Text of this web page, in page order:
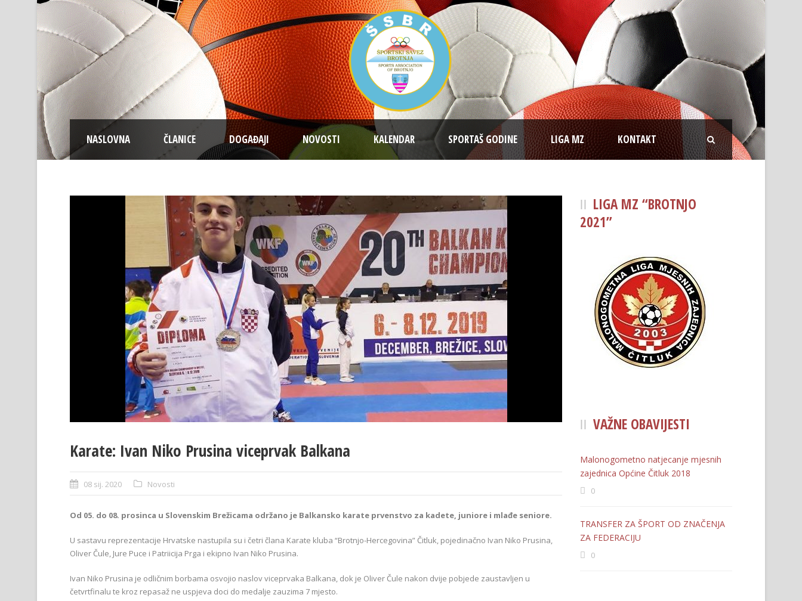
NASLOVNA ČLANICE DOGAĐAJI NOVOSTI KALENDAR SPORTAŠ GODINE LIGA MZ KONTAKT
Karate: Ivan Niko Prusina viceprvak Balkana
08 sij. 2020 Novosti
Od 05. do 08. prosinca u Slovenskim Brežicama održano je Balkansko karate prvenstvo za kadete, juniore i mlađe seniore.
U sastavu reprezentacije Hrvatske nastupila su i četri člana Karate kluba “Brotnjo-Hercegovina” Čitluk, pojedinačno Ivan Niko Prusina,
Oliver Čule, Jure Puce i Patriicija Prga i ekipno Ivan Niko Prusina.
Ivan Niko Prusina je odličnim borbama osvojio naslov viceprvaka Balkana, dok je Oliver Čule nakon dvije pobjede zaustavljen u
četvrtfinalu te kroz repasaž ne uspjeva doci do medalje zauzima 7 mjesto.
LIGA MZ “BROTNJO
2021”
VAŽNE OBAVIJESTI
Malonogometno natjecanje mjesnih
zajednica Općine Čitluk 2018
0
TRANSFER ZA ŠPORT OD ZNAČENJA
ZA FEDERACIJU
0